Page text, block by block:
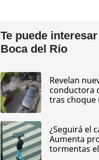
Te puede
Boca del Río
Revelan
conductora
tras choque
¿Seguirá el
Aumenta
tormentas